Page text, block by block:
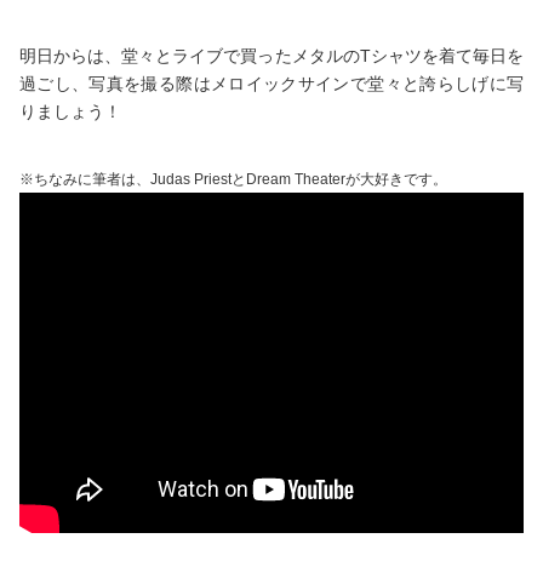
明日からは、堂々とライブで買ったメタルのTシャツを着て毎日を
過ごし、写真を撮る際はメロイックサインで堂々と誇らしげに写
りましょう！
※ちなみに筆者は、Judas PriestとDream Theaterが大好きです。